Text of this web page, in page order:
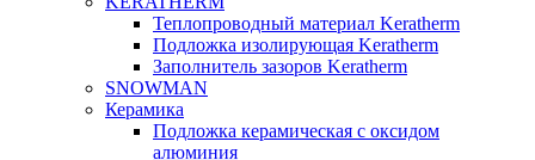
Теплопроводный материал Keratherm
Подложка изолирующая Keratherm
Заполнитель зазоров Keratherm
SNOWMAN
Керамика
Подложка керамическая с оксидом
алюминия